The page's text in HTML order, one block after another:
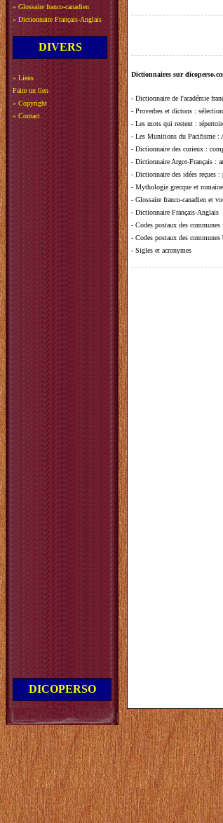
» Glossaire franco-canadien
» Dictionnaire Français-Anglais
DIVERS
» Liens
Faire un lien
» Copyright
» Contact
DICOPERSO
Dictionnaires sur
- Dictionnaire de l'académie
- Proverbes et dictons :
- Les mots qui restent :
- Les Munitions du Pacifisme :
- Dictionnaire des curieux :
- Dictionnaire Argot-Français :
- Dictionnaire des idées reçues :
- Mythologie grecque et romaine
- Glossaire franco-canadien et
- Dictionnaire Français-Anglais
- Codes postaux des communes
- Codes postaux des communes
- Sigles et acronymes